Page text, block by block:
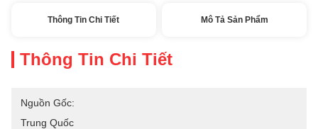
Thông Tin Chi Tiết Mô Tả Sản Phẩm
Thông Tin Chi Tiết
Nguồn Gốc:
Trung Quốc